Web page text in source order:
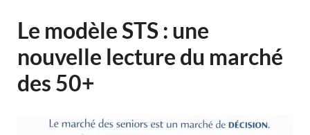
Le modèle STS : une
nouvelle lecture du marché
des 50+